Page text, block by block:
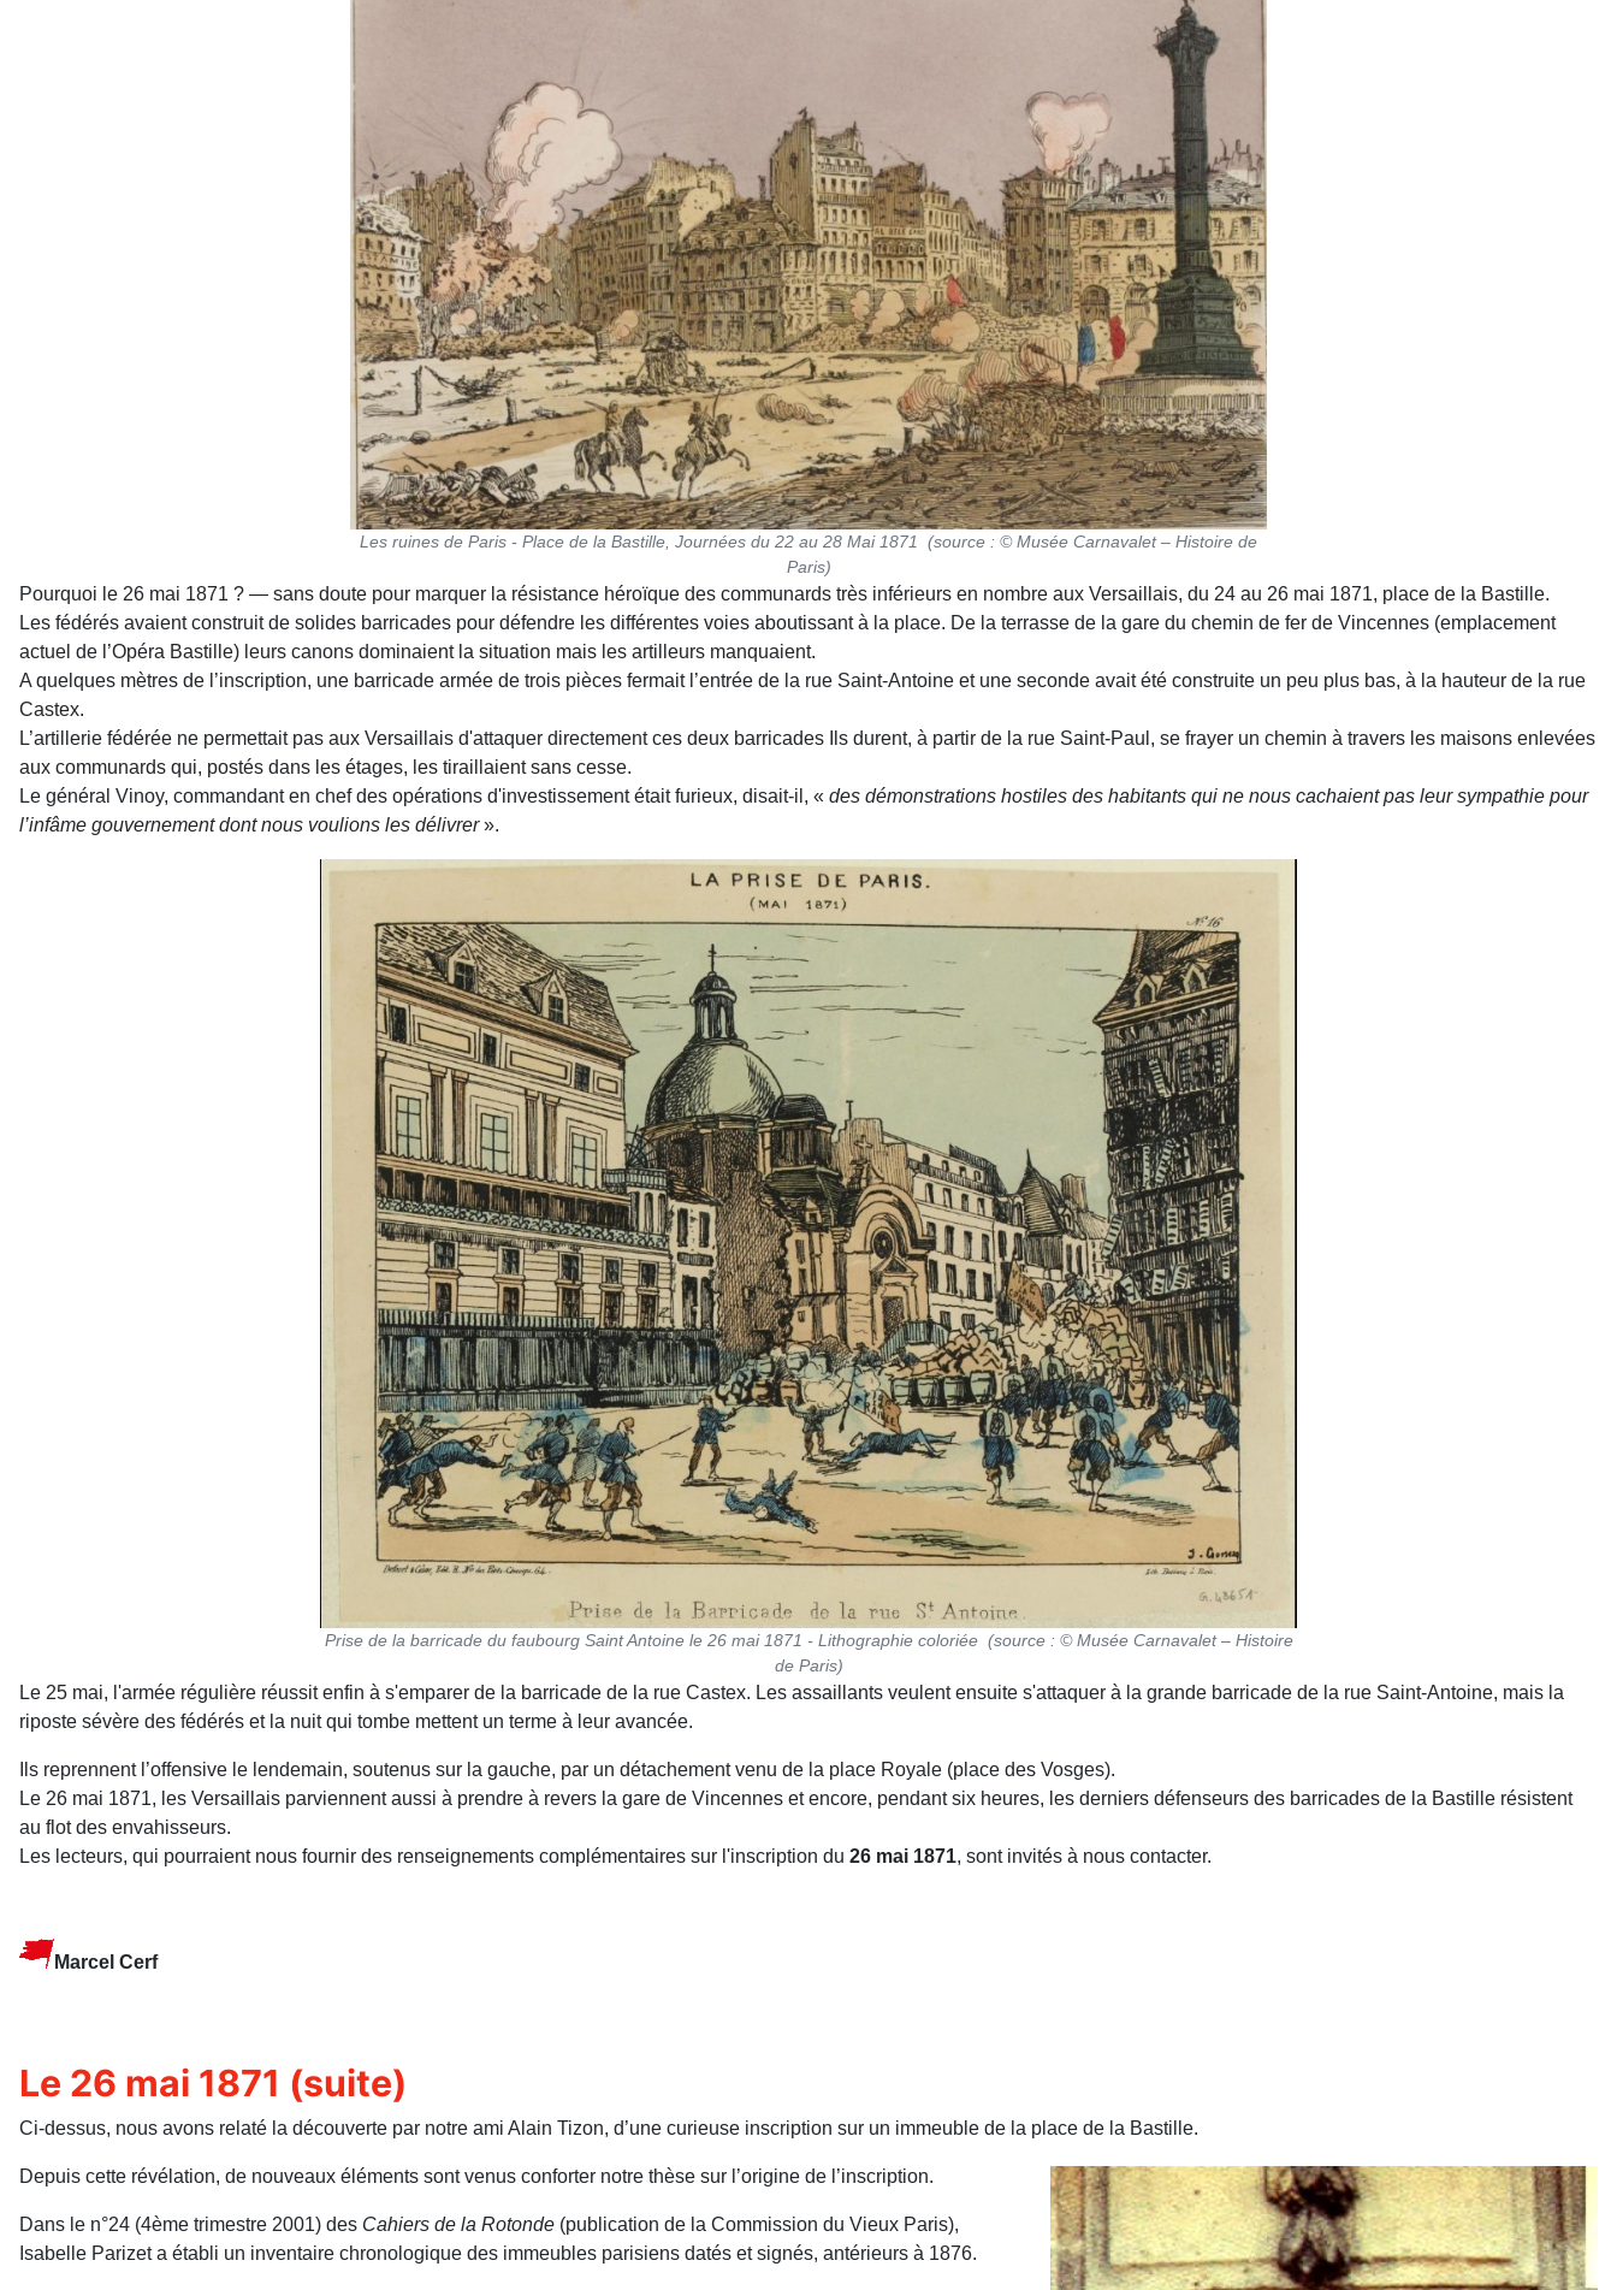
Les ruines de Paris - Place de la Bastille, Journées du 22 au 28 Mai 1871 (source : © Musée Carnavalet – Histoire de
Paris)
Pourquoi le 26 mai 1871 ? — sans doute pour marquer la résistance héroïque des communards très inférieurs en nombre aux Versaillais, du 24 au 26 mai 1871, place de la Bastille.
Les fédérés avaient construit de solides barricades pour défendre les différentes voies aboutissant à la place. De la terrasse de la gare du chemin de fer de Vincennes (emplacement
actuel de l’Opéra Bastille) leurs canons dominaient la situation mais les artilleurs manquaient.
A quelques mètres de l’inscription, une barricade armée de trois pièces fermait l’entrée de la rue Saint-Antoine et une seconde avait été construite un peu plus bas, à la hauteur de la rue
Castex.
L’artillerie fédérée ne permettait pas aux Versaillais d'attaquer directement ces deux barricades Ils durent, à partir de la rue Saint-Paul, se frayer un chemin à travers les maisons enlevées
aux communards qui, postés dans les étages, les tiraillaient sans cesse.
Le général Vinoy, commandant en chef des opérations d'investissement était furieux, disait-il, « des démonstrations hostiles des habitants qui ne nous cachaient pas leur sympathie pour
l’infâme gouvernement dont nous voulions les délivrer».
Prise de la barricade du faubourg Saint Antoine le 26 mai 1871 - Lithographie coloriée (source : © Musée Carnavalet – Histoire
de Paris)
Le 25 mai, l'armée régulière réussit enfin à s'emparer de la barricade de la rue Castex. Les assaillants veulent ensuite s'attaquer à la grande barricade de la rue Saint-Antoine, mais la
riposte sévère des fédérés et la nuit qui tombe mettent un terme à leur avancée.
Ils reprennent l’offensive le lendemain, soutenus sur la gauche, par un détachement venu de la place Royale (place des Vosges).
Le 26 mai 1871, les Versaillais parviennent aussi à prendre à revers la gare de Vincennes et encore, pendant six heures, les derniers défenseurs des barricades de la Bastille résistent
au flot des envahisseurs.
Les lecteurs, qui pourraient nous fournir des renseignements complémentaires sur l'inscription du 26 mai 1871, sont invités à nous contacter.
Marcel Cerf
Le 26 mai 1871 (suite)
Ci-dessus, nous avons relaté la découverte par notre ami Alain Tizon, d’une curieuse inscription sur un immeuble de la place de la Bastille.
Depuis cette révélation, de nouveaux éléments sont venus conforter notre thèse sur l’origine de l’inscription.
Dans le n°24 (4ème trimestre 2001) des Cahiers de la Rotonde (publication de la Commission du Vieux Paris),
Isabelle Parizet a établi un inventaire chronologique des immeubles parisiens datés et signés, antérieurs à 1876.